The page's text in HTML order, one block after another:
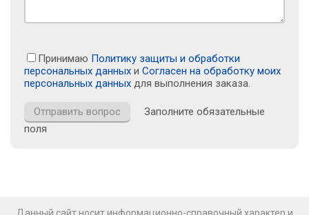
Принимаю Политику защиты и обработки
персональных данных и Согласен на обработку моих
персональных данных для выполнения заказа.
Заполните обязательные
поля
Данный сайт носит информационно-справочный характер и